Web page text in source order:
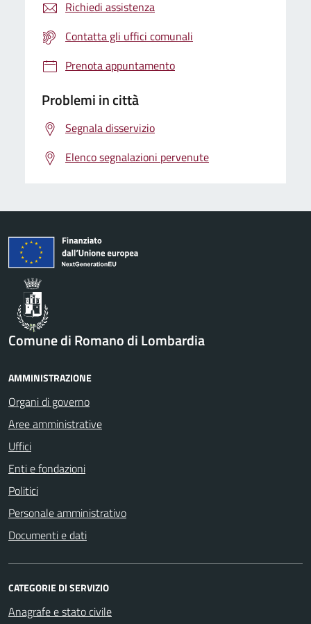
Richiedi assistenza
Contatta gli uffici comunali
Prenota appuntamento
Problemi in città
Segnala disservizio
Elenco segnalazioni pervenute
Comune di Romano di Lombardia
AMMINISTRAZIONE
Organi di governo
Aree amministrative
Uffici
Enti e fondazioni
Politici
Personale amministrativo
Documenti e dati
CATEGORIE DI SERVIZIO
Anagrafe e stato civile